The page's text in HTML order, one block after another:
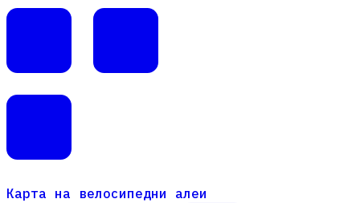
Карта на велосипедни алеи